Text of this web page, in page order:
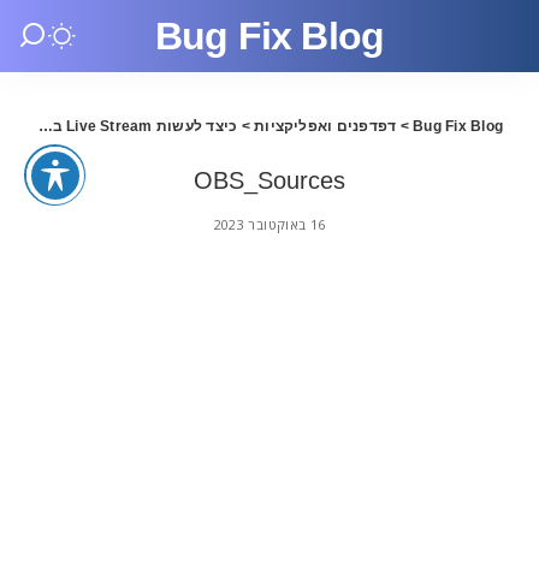
Bug Fix Blog
Bug Fix Blog
> דפדפנים ואפליקציות> כיצד לעשות Live Stream באתר Twitch TV
OBS_Sources
16 באוקטובר 2023